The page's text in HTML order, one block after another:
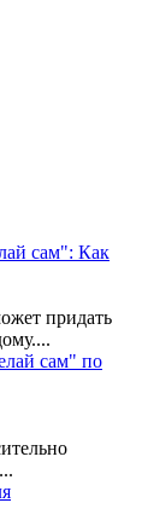
сам": Как
придать
сам" по